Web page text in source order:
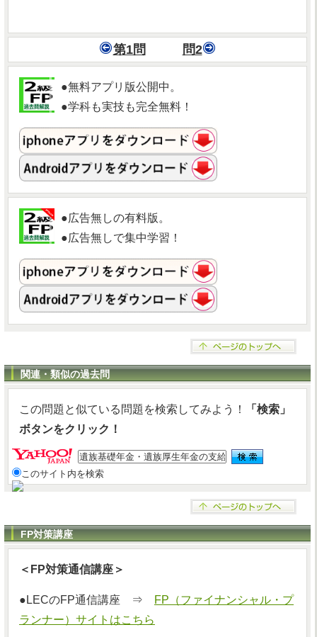
第1問 問2
●無料アプリ版公開中。
●学科も実技も完全無料！
●広告無しの有料版。
●広告無しで集中学習！
関連・類似の過去問
この問題と似ている問題を検索してみよう！
「検索」
ボタンをクリック！
このサイト内を検索
FP対策講座
＜FP対策通信講座＞
●LECのFP通信講座 ⇒
FP（ファイナンシャル・プ
ランナー）サイトはこちら